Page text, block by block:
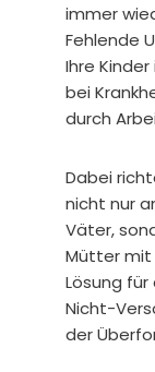
immer
Fehlende
Ihre
bei
durch
Dabei
nicht nur
Väter,
Mütter mit
Lösung
Nicht-
der